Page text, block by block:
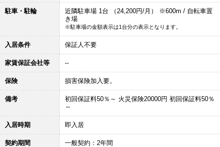
駐車・駐輪
近隣駐車場 1台 （24,200円/月） ※600m / 自転車置
き場
※駐車場の金額表示は1台分の表示となります。
入居条件 保証人不要
家賃保証会社等 --
保険 損害保険加入要。
備考
初回保証料50％～ 火災保険20000円 初回保証料50％
～
入居時期 即入居
契約期間 一般契約：2年間